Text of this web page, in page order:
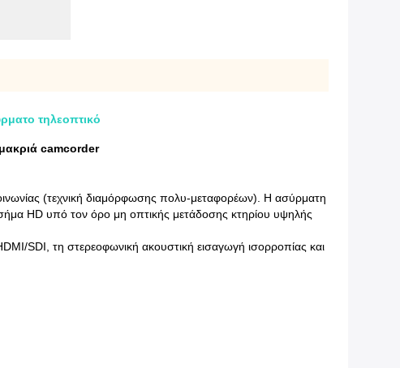
τηλεοπτικό
camcorder
(τεχνική διαμόρφωσης πολυ-μεταφορέων). Η ασύρματη
HD υπό τον όρο μη οπτικής μετάδοσης κτηρίου υψηλής
SDI, τη στερεοφωνική ακουστική εισαγωγή ισορροπίας και